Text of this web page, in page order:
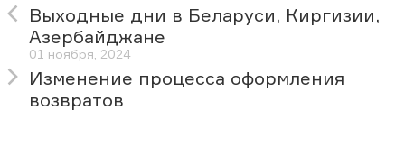
Выходные дни в Беларуси, Киргизии,
Азербайджане
01 ноября, 2024
Изменение процесса оформления
возвратов